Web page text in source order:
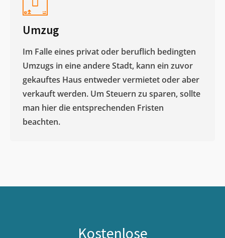
Umzug
Im Falle eines privat oder beruflich bedingten
Umzugs in eine andere Stadt, kann ein zuvor
gekauftes Haus entweder vermietet oder aber
verkauft werden. Um Steuern zu sparen, sollte
man hier die entsprechenden Fristen
beachten.
Kostenlose